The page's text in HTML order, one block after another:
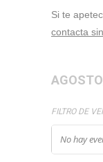
Si te
contacta
FILTRO DE
No hay